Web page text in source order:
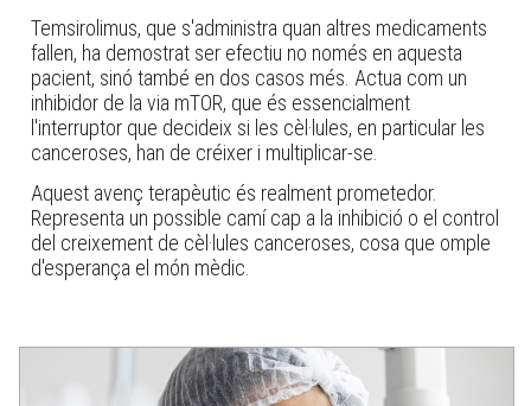
Temsirolimus, que s'administra quan altres medicaments
fallen, ha demostrat ser efectiu no només en aquesta
pacient, sinó també en dos casos més. Actua com un
inhibidor de la via mTOR, que és essencialment
l'interruptor que decideix si les cèl·lules, en particular les
canceroses, han de créixer i multiplicar-se.
Aquest avenç terapèutic és realment prometedor.
Representa un possible camí cap a la inhibició o el control
del creixement de cèl·lules canceroses, cosa que omple
d'esperança el món mèdic.